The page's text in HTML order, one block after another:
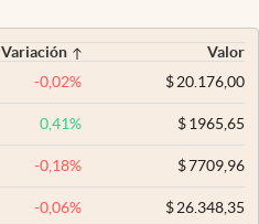
Variación
Valor
-0,02% $20.176,00
0,41% $1965,65
-0,18% $7709,96
-0,06% $26.348,35